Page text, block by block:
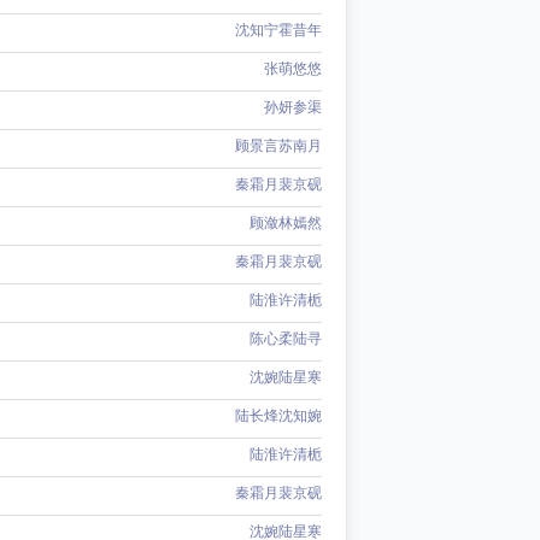
沈知宁霍昔年
张萌悠悠
孙妍参渠
顾景言苏南月
秦霜月裴京砚
顾潋林嫣然
秦霜月裴京砚
陆淮许清栀
陈心柔陆寻
沈婉陆星寒
陆长烽沈知婉
陆淮许清栀
秦霜月裴京砚
沈婉陆星寒